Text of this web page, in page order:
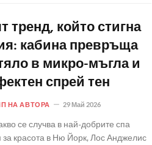
тренд, който стигна
кабина превръща
в микро-мъгла и
спрей тен
НА АВТОРА 29 Май 2026
се случва в най-добрите спа
за красота в Ню Йорк, Лос Анджелис